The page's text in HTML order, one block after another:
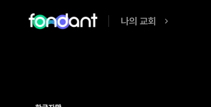
나의 교회